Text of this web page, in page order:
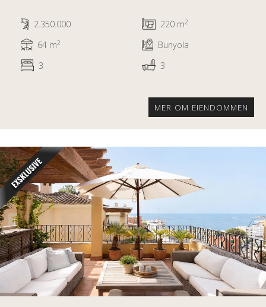
2.350.000 220 m2
64 m2
Bunyola
3
3
MER OM EIENDOMMEN